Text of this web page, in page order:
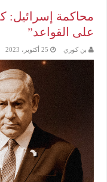
محاكمة إسرائيل:
على القواعد”
بن كوري 25 أكتوبر، 2023